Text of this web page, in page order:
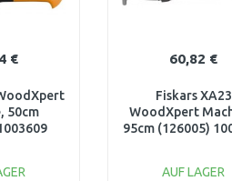
€
50cm
60,82 €
Fiskars XA23
WoodXpert
95cm (126005)
AUF LAGER